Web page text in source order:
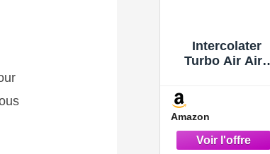
Intercolater
Turbo Air Aird
de X5 3.0
2010
Amazon